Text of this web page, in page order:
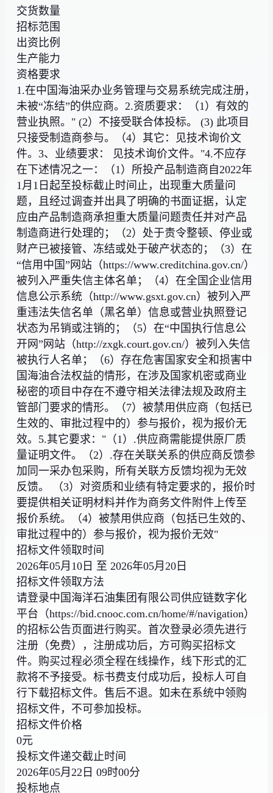
交货数量
招标范围
出资比例
生产能力
资格要求
1.在中国海油采办业务管理与交易系统完成注册，
未被“冻结”的供应商。2.资质要求：（1）有效的
营业执照。" (2）不接受联合体投标。 (3) 此项目
只接受制造商参与。（4）其它：见技术询价文
件。3、业绩要求： 见技术询价文件。"4.不应存
在下述情况之一：（1）所投产品制造商自2022年
1月1日起至投标截止时间止，出现重大质量问
题，且经过调查并出具了明确的书面证据，认定
应由产品制造商承担重大质量问题责任并对产品
制造商进行处理的；（2）处于责令整顿、停业或
财产已被接管、冻结或处于破产状态的；（3）在
“信用中国”网站（https://www.creditchina.gov.cn/）
被列入严重失信主体名单；（4）在全国企业信用
信息公示系统（http://www.gsxt.gov.cn）被列入严
重违法失信名单（黑名单）信息或营业执照登记
状态为吊销或注销的；（5）在“中国执行信息公
开网”网站（http://zxgk.court.gov.cn/）被列入失信
被执行人名单；（6）存在危害国家安全和损害中
国海油合法权益的情形，在涉及国家机密或商业
秘密的项目中存在不遵守相关法律法规及政府主
管部门要求的情形。（7）被禁用供应商（包括已
生效的、审批过程中的）参与报价，视为报价无
效。5.其它要求："（1）.供应商需能提供原厂质
量证明文件。（2）.存在关联关系的供应商反馈参
加同一采办包采购，所有关联方反馈均视为无效
反馈。 （3）对资质和业绩有特定要求的，报价时
要提供相关证明材料并作为商务文件附件上传至
报价系统。（4）被禁用供应商（包括已生效的、
审批过程中的）参与报价，视为报价无效"
招标文件领取时间
2026年05月10日 至 2026年05月20日
招标文件领取方法
请登录中国海洋石油集团有限公司供应链数字化
平台（https://bid.cnooc.com.cn/home/#/navigation）
的招标公告页面进行购买。首次登录必须先进行
注册（免费），注册成功后，方可购买招标文
件。购买过程必须全程在线操作，线下形式的汇
款将不予接受。标书费支付成功后，投标人可自
行下载招标文件。售后不退。如未在系统中领购
招标文件，不可参加投标。
招标文件价格
0元
投标文件递交截止时间
2026年05月22日 09时00分
投标地点